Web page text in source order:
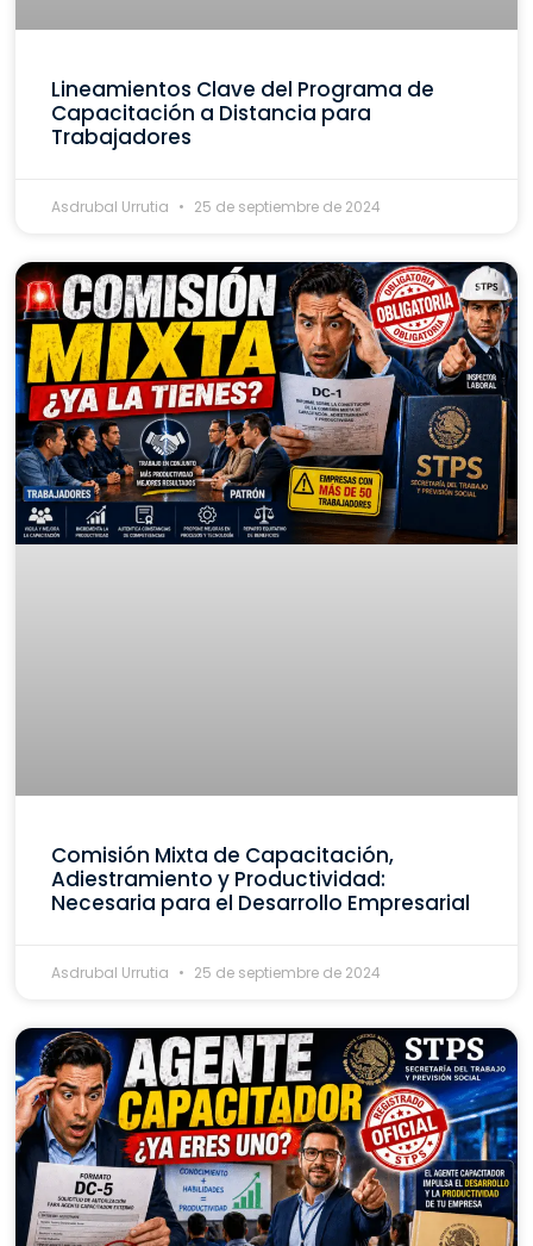
Lineamientos Clave del Programa de
Capacitación a Distancia para
Trabajadores
Asdrubal Urrutia 25 de septiembre de 2024
Comisión Mixta de Capacitación,
Adiestramiento y Productividad:
Necesaria para el Desarrollo Empresarial
Asdrubal Urrutia 25 de septiembre de 2024